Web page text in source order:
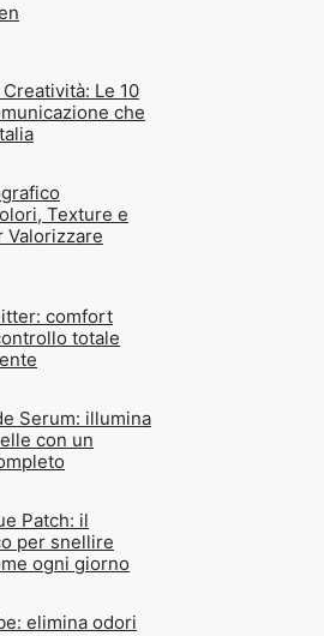
Le 10
che
Texture e
Valorizzare
comfort
totale
Serum: illumina
con un
Patch: il
per snellire
ogni giorno
elimina odori